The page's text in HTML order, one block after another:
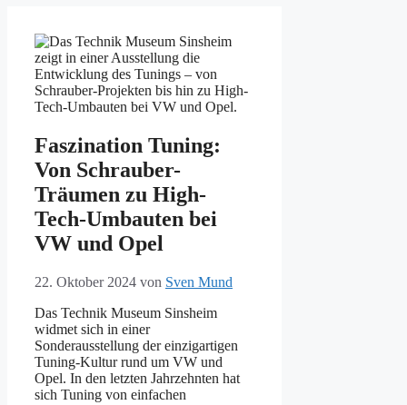
Faszination Tuning:
Von Schrauber-
Träumen zu High-
Tech-Umbauten bei
VW und Opel
22. Oktober 2024 von Sven Mund
Das Technik Museum Sinsheim
widmet sich in einer
Sonderausstellung der einzigartigen
Tuning-Kultur rund um VW und
Opel. In den letzten Jahrzehnten hat
sich Tuning von einfachen